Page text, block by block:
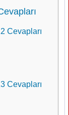
Cevapları
Cevapları